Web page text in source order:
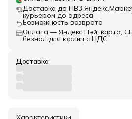
Доставка до ПВЗ
курьером до адреса
Возможность возврата
Оплата — Яндекс Пэй, карта,
безнал для юрлиц с НДС
Доставка
Характеристики